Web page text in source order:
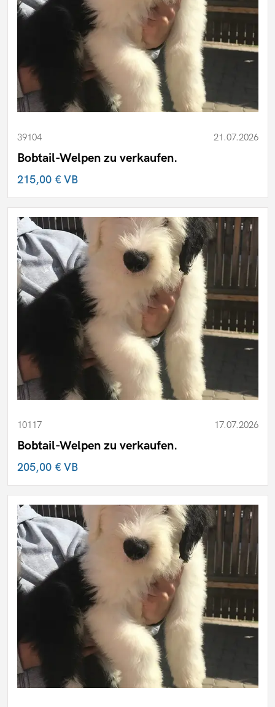
Hundefutter
Welpen
39104 21.07.2026
Bobtail-Welpen zu verkaufen.
215,00 €VB
10117 17.07.2026
Bobtail-Welpen zu verkaufen.
205,00 €VB